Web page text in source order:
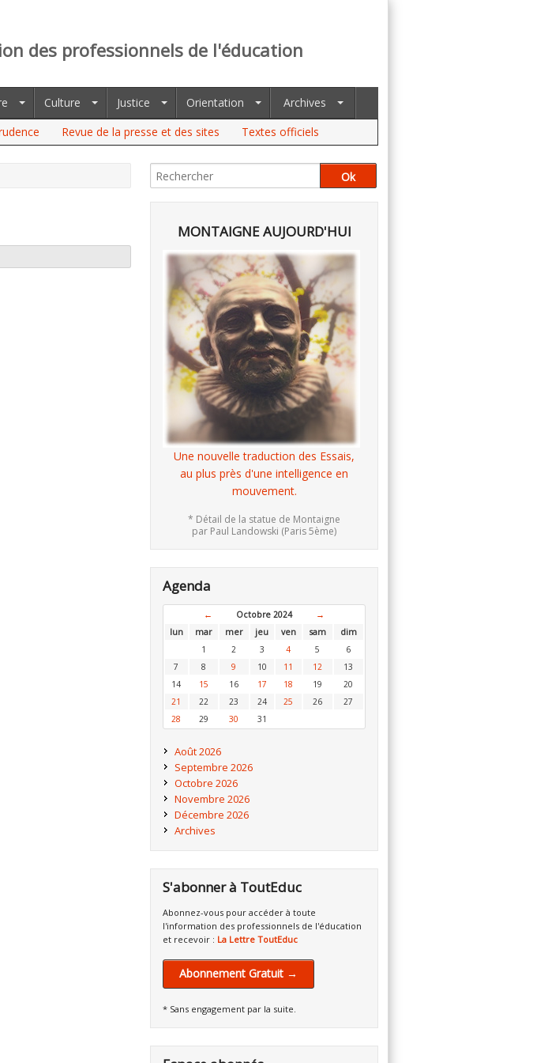
des professionnels de l'éducation
Culture Justice Orientation
Archives
Revue de la presse et des sites Textes officiels
MONTAIGNE AUJOURD'HUI
Une nouvelle traduction des Essais,
au plus près d'une intelligence en
mouvement.
* Détail de la statue de Montaigne
par Paul Landowski (Paris 5ème)
Agenda
← Octobre 2024
→
lun
mar mer jeu ven sam
dim
1
2 3 4 5
6
7
8 9 10 11 12
13
14
15 16 17 18 19
20
21
22 23 24 25 26
27
28
29 30 31
Août 2026
Septembre 2026
Octobre 2026
Novembre 2026
Décembre 2026
Archives
S'abonner à ToutEduc
Abonnez-vous pour accéder à toute
l'information des professionnels de l'éducation
et recevoir : La Lettre ToutEduc
Abonnement Gratuit →
* Sans engagement par la suite.